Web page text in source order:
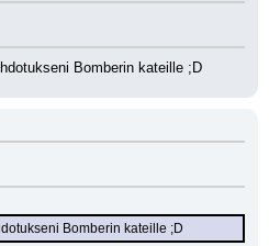
Bomberin kateille ;D
Bomberin kateille ;D